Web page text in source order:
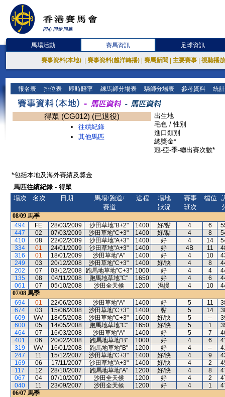
馬場活動 賽馬資訊 足球資訊
賽事資料(本地) 賽事資料(越洋轉播) 賽馬新聞 主要賽事 視聽播
報名表 排位表 即時賠率 練馬師分場表 騎師分場表 參考資料 統
得眾 (CG012) (已退役)
往績紀錄
其他馬匹
出生地
毛色 / 性別
進口類別
總獎金*
冠-亞-季-總出賽次數*
*包括本地及海外賽績及獎金
馬匹往績紀錄 - 得眾
場次
名次 日期
馬場/跑道/
賽道
途程
場地
狀況
賽事
班次
檔位
08/09 馬季
494
FE 28/03/2009 沙田草地"B+2" 1400 好/黏 4 6
447
02 07/03/2009 沙田草地"C+3" 1400 好/黏 4 8
410
08 22/02/2009 沙田草地"A+3" 1400 好 4 14
334
01 24/01/2009 沙田草地"A+3" 1400 好 4B 11
316
01 18/01/2009 沙田草地"A" 1400 好 4 10
249
03 20/12/2008 沙田草地"C+3" 1400 好/快 4 8
202
07 03/12/2008 跑馬地草地"C+3" 1000 好 4 4
135
08 04/11/2008 跑馬地草地"C" 1650 好 4 6
061
07 05/10/2008 沙田全天候 1200 濕慢 4 10
07/08 馬季
694
01 22/06/2008 沙田草地"A" 1400 好 5 11
674
03 15/06/2008 沙田草地"C+3" 1400 黏 5 14
609
WV 18/05/2008 沙田草地"C+3" 1600 好/快 5 --
600
05 14/05/2008 跑馬地草地"C" 1650 好/快 5 1
464
07 16/03/2008 沙田草地"A" 1400 好 5 7
401
06 20/02/2008 跑馬地草地"B" 1000 好 4 6
319
WV 16/01/2008 跑馬地草地"B" 1200 好 4 --
247
11 15/12/2007 沙田草地"C+3" 1400 好/快 4 9
169
06 17/11/2007 沙田草地"A+3" 1400 好/快 4 2
117
12 28/10/2007 跑馬地草地"A" 1200 好/快 4 8
067
04 07/10/2007 沙田全天候 1200 好 4 2
040
11 23/09/2007 沙田全天候 1200 好 4 1
06/07 馬季